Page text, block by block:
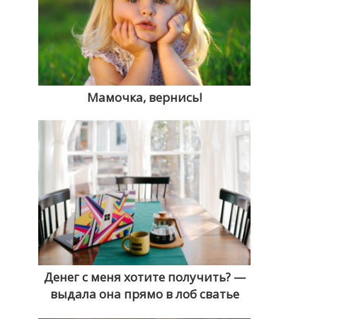
Мамочка, вернись!
Денег с меня хотите получить? —
выдала она прямо в лоб сватье